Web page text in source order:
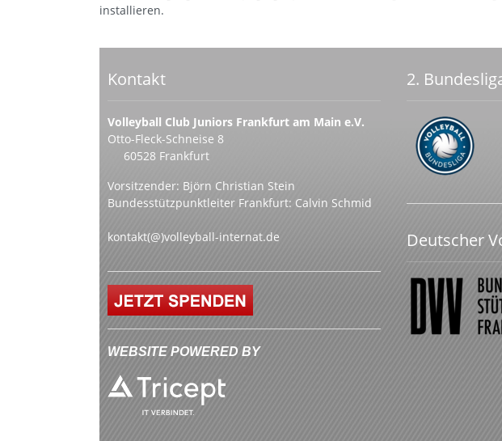
installieren.
Kontakt
Volleyball Club Juniors Frankfurt am Main e.V.
Otto-Fleck-Schneise 8
60528 Frankfurt
Vorsitzender: Björn Christian Stein
Bundesstützpunktleiter Frankfurt: Calvin Schmid
kontakt(@)volleyball-internat.de
WEBSITE POWERED BY
2.
Deutscher